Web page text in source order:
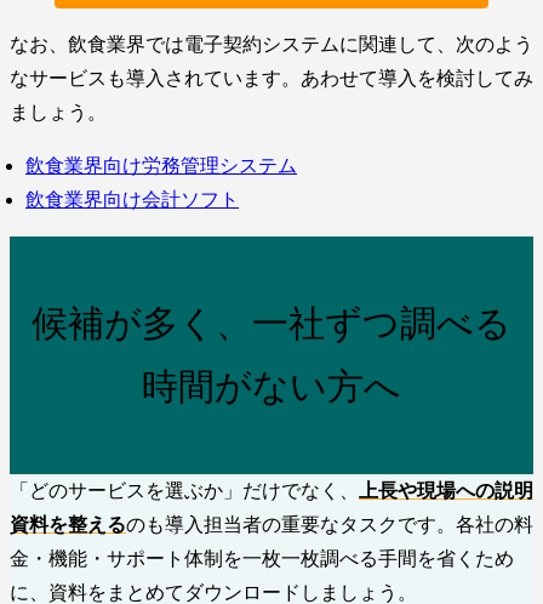
なお、飲食業界では電子契約システムに関連して、次のよう
なサービスも導入されています。あわせて導入を検討してみ
ましょう。
飲食業界向け労務管理システム
飲食業界向け会計ソフト
候補が多く、一社ずつ調べる
時間がない方へ
「どのサービスを選ぶか」だけでなく、
上長や現場への説明
資料を整えるのも導入担当者の重要なタスクです。各社の料
金・機能・サポート体制を一枚一枚調べる手間を省くため
に、資料をまとめてダウンロードしましょう。